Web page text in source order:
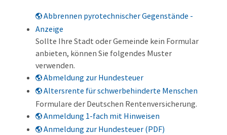
Abbrennen pyrotechnischer Gegenstände -
Anzeige
Sollte Ihre Stadt oder Gemeinde kein Formular
anbieten, können Sie folgendes Muster
verwenden.
Abmeldung zur Hundesteuer
Altersrente für schwerbehinderte Menschen
Formulare der Deutschen Rentenversicherung.
Anmeldung 1-fach mit Hinweisen
Anmeldung zur Hundesteuer (PDF)